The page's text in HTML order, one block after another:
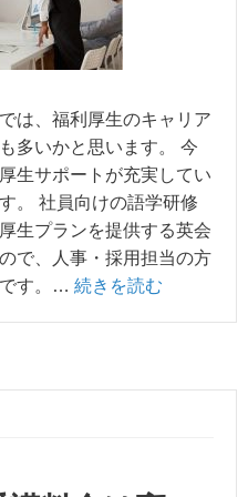
は、福利厚生のキャリア
多いかと思います。 今
生サポートが充実してい
。 社員向けの語学研修
生プランを提供する英会
で、人事・採用担当の方
す。… 続きを読む